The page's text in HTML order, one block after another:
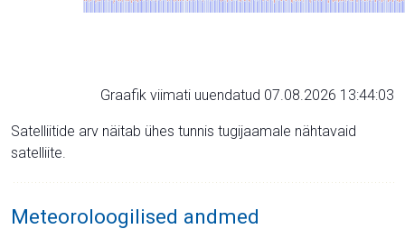
Graafik viimati uuendatud 07.08.2026 13:44:03
Satelliitide arv näitab ühes tunnis tugijaamale nähtavaid
satelliite.
Meteoroloogilised andmed